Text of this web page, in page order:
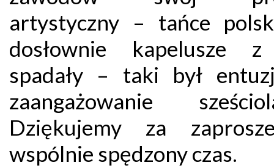
artystyczny – tańce
dosłownie kapelusze z
spadały – taki był
zaangażowanie
Dziękujemy za
wspólnie spędzony czas.